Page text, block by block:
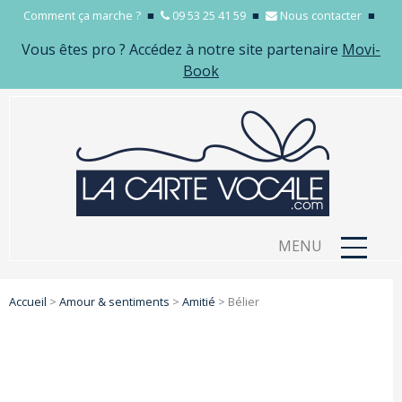
Comment ça marche ? ■ 09 53 25 41 59 ■ Nous contacter ■
Vous êtes pro ? Accédez à notre site partenaire Movi-
Book
MENU
Accueil > Amour & sentiments > Amitié > Bélier